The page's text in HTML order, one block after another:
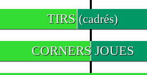
TIRS (cadrés)
CORNERS JOUES